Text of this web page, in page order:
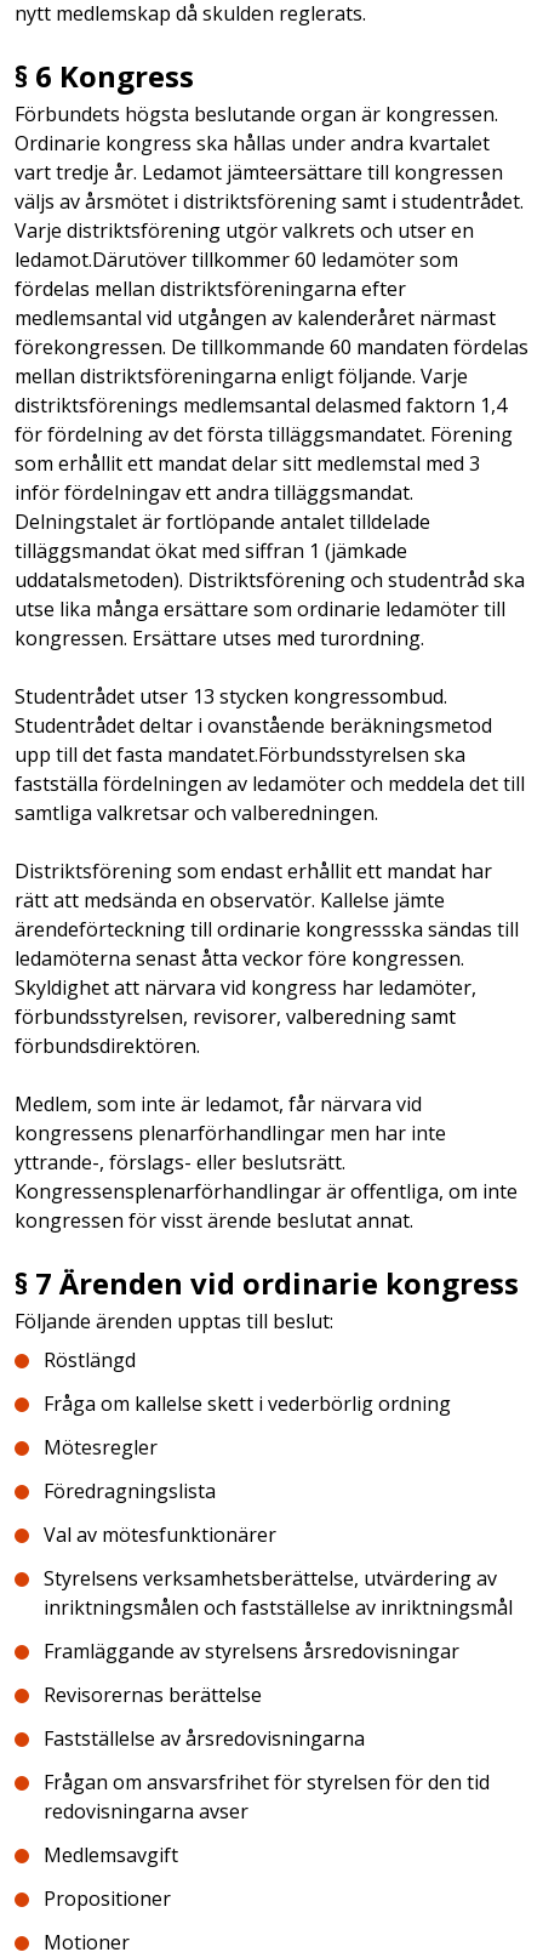
nytt medlemskap då skulden reglerats.
§ 6 Kongress
Förbundets högsta beslutande organ är kongressen.
Ordinarie kongress ska hållas under andra kvartalet
vart tredje år. Ledamot jämteersättare till kongressen
väljs av årsmötet i distriktsförening samt i studentrådet.
Varje distriktsförening utgör valkrets och utser en
ledamot.Därutöver tillkommer 60 ledamöter som
fördelas mellan distriktsföreningarna efter
medlemsantal vid utgången av kalenderåret närmast
förekongressen. De tillkommande 60 mandaten fördelas
mellan distriktsföreningarna enligt följande. Varje
distriktsförenings medlemsantal delasmed faktorn 1,4
för fördelning av det första tilläggsmandatet. Förening
som erhållit ett mandat delar sitt medlemstal med 3
inför fördelningav ett andra tilläggsmandat.
Delningstalet är fortlöpande antalet tilldelade
tilläggsmandat ökat med siffran 1 (jämkade
uddatalsmetoden). Distriktsförening och studentråd ska
utse lika många ersättare som ordinarie ledamöter till
kongressen. Ersättare utses med turordning.
Studentrådet utser 13 stycken kongressombud.
Studentrådet deltar i ovanstående beräkningsmetod
upp till det fasta mandatet.Förbundsstyrelsen ska
fastställa fördelningen av ledamöter och meddela det till
samtliga valkretsar och valberedningen.
Distriktsförening som endast erhållit ett mandat har
rätt att medsända en observatör. Kallelse jämte
ärendeförteckning till ordinarie kongressska sändas till
ledamöterna senast åtta veckor före kongressen.
Skyldighet att närvara vid kongress har ledamöter,
förbundsstyrelsen, revisorer, valberedning samt
förbundsdirektören.
Medlem, som inte är ledamot, får närvara vid
kongressens plenarförhandlingar men har inte
yttrande-, förslags- eller beslutsrätt.
Kongressensplenarförhandlingar är offentliga, om inte
kongressen för visst ärende beslutat annat.
§ 7 Ärenden vid ordinarie kongress
Följande ärenden upptas till beslut:
Röstlängd
Fråga om kallelse skett i vederbörlig ordning
Mötesregler
Föredragningslista
Val av mötesfunktionärer
Styrelsens verksamhetsberättelse, utvärdering av
inriktningsmålen och fastställelse av inriktningsmål
Framläggande av styrelsens årsredovisningar
Revisorernas berättelse
Fastställelse av årsredovisningarna
Frågan om ansvarsfrihet för styrelsen för den tid
redovisningarna avser
Medlemsavgift
Propositioner
Motioner